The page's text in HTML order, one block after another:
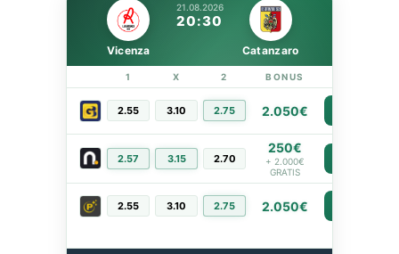
21.08.2026
20:30
Vicenza Catanzaro
1 X 2 BONUS
2.55 3.10 2.75 2.050€
2.57 3.15 2.70
250€
+ 2.000€
GRATIS
2.55 3.10 2.75 2.050€